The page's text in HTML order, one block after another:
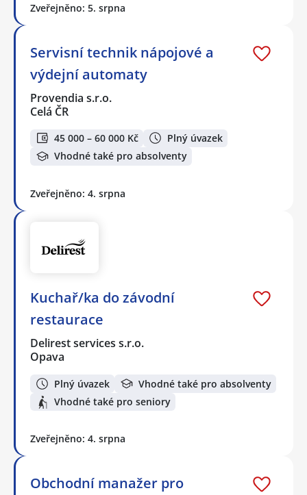
Zveřejněno: 5. srpna
Servisní technik nápojové a
výdejní automaty
Provendia s.r.o.
Celá ČR
45 000 – 60 000 Kč
Plný úvazek
Vhodné také pro absolventy
Zveřejněno: 4. srpna
Kuchař/ka do závodní
restaurace
Delirest services s.r.o.
Opava
Plný úvazek
Vhodné také pro absolventy
Vhodné také pro seniory
Zveřejněno: 4. srpna
Obchodní manažer pro